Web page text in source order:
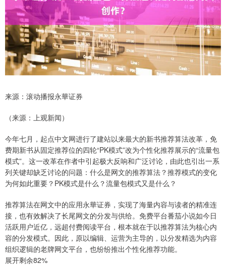
来源：滚动播报永華证券
（来源：上观新闻）
今年七月，起点中文网进行了建站以来最大的新书推荐算法改革，免
费期新书从固定推荐位的四轮“PK模式”改为个性化推荐展示的“流量包
模式”。这一改革在作者中引起极大反响和广泛讨论，由此也引出一系
列关键却缺乏讨论的问题：什么是网文的推荐算法？推荐模式的变化
为何如此重要？PK模式是什么？流量包模式又是什么？
推荐算法在网文中的应用永華证券，实现了海量内容与读者的精准连
接，也有效解决了长尾网文的分发与供给。免费平台番茄小说如今日
活跃用户近亿，远超付费阅读平台，根本就在于以推荐算法为核心内
容的分发模式。因此，原以编辑、运营为主导的，以分发精选为内容
组织逻辑的老牌网文平台，也纷纷推出个性化推荐功能。
展开剩余82%